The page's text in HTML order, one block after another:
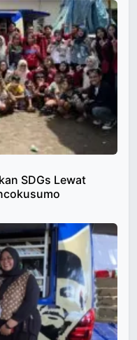
SDGs Lewat